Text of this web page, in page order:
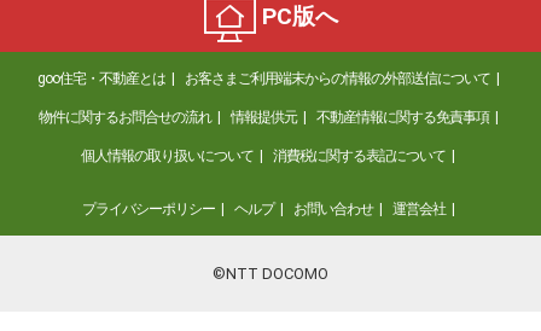
PC版へ
goo住宅・不動産とは お客さまご利用端末からの情報の外部送信について
物件に関するお問合せの流れ 情報提供元 不動産情報に関する免責事項
個人情報の取り扱いについて 消費税に関する表記について
プライバシーポリシー ヘルプ お問い合わせ 運営会社
©NTT DOCOMO